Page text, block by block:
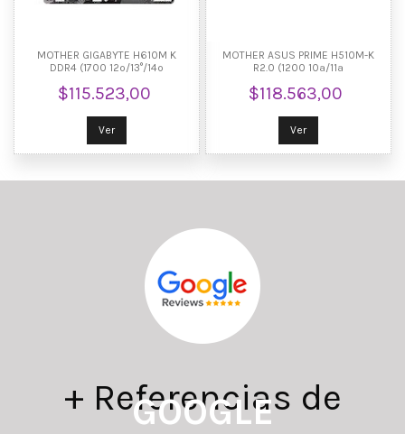
MOTHER GIGABYTE H610M K
DDR4 (1700 12º/13°/14º
$115.523,00
Ver
MOTHER ASUS PRIME H510M-K
R2.0 (1200 10ª/11ª
$118.563,00
Ver
+ Referencias de
GOOGLE